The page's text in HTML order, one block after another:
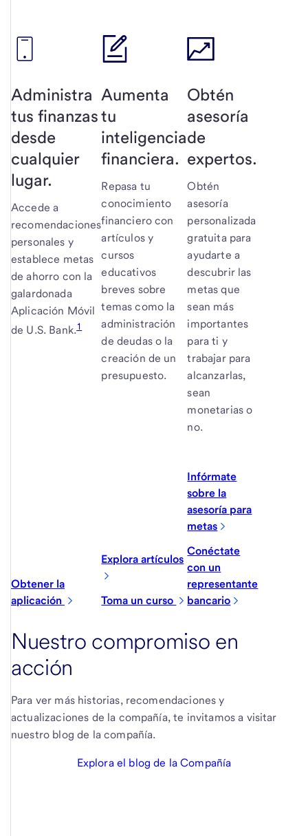
Administra
tus finanzas
desde
cualquier
lugar.
Accede a
recomendaciones
personales y
establece metas
de ahorro con la
galardonada
Aplicación Móvil
de U.S. Bank.1
Obtener la
aplicación
Aumenta
tu
inteligencia
financiera.
Repasa tu
conocimiento
financiero con
artículos y
cursos
educativos
breves sobre
temas como la
administración
de deudas o la
creación de un
presupuesto.
Explora artículos
Toma un curso
Obtén
asesoría
de
expertos.
Obtén
asesoría
personalizada
gratuita para
ayudarte a
descubrir las
metas que
sean más
importantes
para ti y
trabajar para
alcanzarlas,
sean
monetarias o
no.
Infórmate
sobre la
asesoría para
metas
Conéctate
con un
representante
bancario
Nuestro compromiso en
acción
Para ver más historias, recomendaciones y
actualizaciones de la compañía, te invitamos a visitar
nuestro blog de la compañía.
Explora el blog de la Compañía